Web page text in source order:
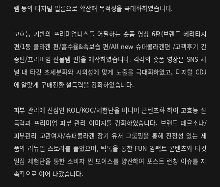
램 등의 디지털 필름으로 확산해 목적성을 극대화하였습니다.
고효능 기반의 프리미엄니스를 어필하는 숏폼 영상 6편(브랜드 헤리티지
편/1등 콜라겐 편/흡수율&속보습 편/All new 슈퍼콜라겐편 /고객후기 간
증편/프리미엄 선물템 편)을 제작하였습니다. 각각의 숏폼 영상은 SNS 채
널 내 타깃 초세분화와 시의성에 맞게 노출을 극대화하였고, 디지털 CDJ
에 알맞게 구매전환 설득력을 강화하였습니다.
피부 관리에 진심인 KOL/KOC/체험단을 미디어 콘텐츠화 하여 고효능 설
득력과 프리미엄 피부 관리 이미지를 강화하였습니다. 브랜드 페르소나/
피부관리 고관여자/슈퍼콜라겐 장기 유저 그룹핑을 통해 진정성 있는 제
품의 리뉴얼 스토리를 풀었으며, 틱톡을 통한 FUN 임팩트 콘텐츠와 타깃
밀집 체험단을 통한 소비자 찐 보이스를 양산하여 포스트 런칭 이슈를 지
속적으로 이어 나갔습니다.